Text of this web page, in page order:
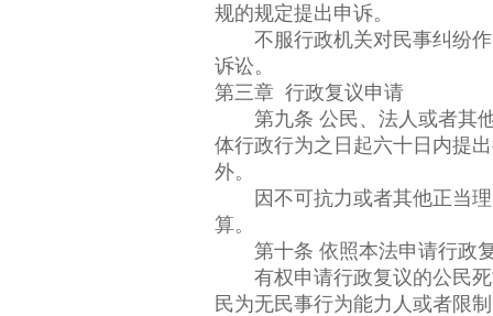
规的规定提出申诉。
不服行政机关对民事纠纷作
诉讼。
第三章 行政复议申请
第九条 公民、法人或者其他
体行政行为之日起六十日内提
外。
因不可抗力或者其他正当理
算。
第十条 依照本法申请行政复
有权申请行政复议的公民死
民为无民事行为能力人或者限